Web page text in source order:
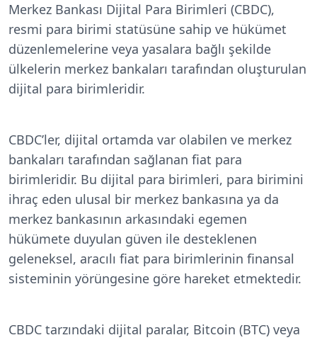
Merkez Bankası Dijital Para Birimleri (CBDC),
resmi para birimi statüsüne sahip ve hükümet
düzenlemelerine veya yasalara bağlı şekilde
ülkelerin merkez bankaları tarafından oluşturulan
dijital para birimleridir.
CBDC’ler, dijital ortamda var olabilen ve merkez
bankaları tarafından sağlanan fiat para
birimleridir. ‍Bu dijital para birimleri, para birimini
ihraç eden ulusal bir merkez bankasına ya da
merkez bankasının arkasındaki egemen
hükümete duyulan güven ile desteklenen
geleneksel, aracılı fiat para birimlerinin finansal
sisteminin yörüngesine göre hareket etmektedir.
CBDC tarzındaki dijital paralar, Bitcoin (BTC) veya